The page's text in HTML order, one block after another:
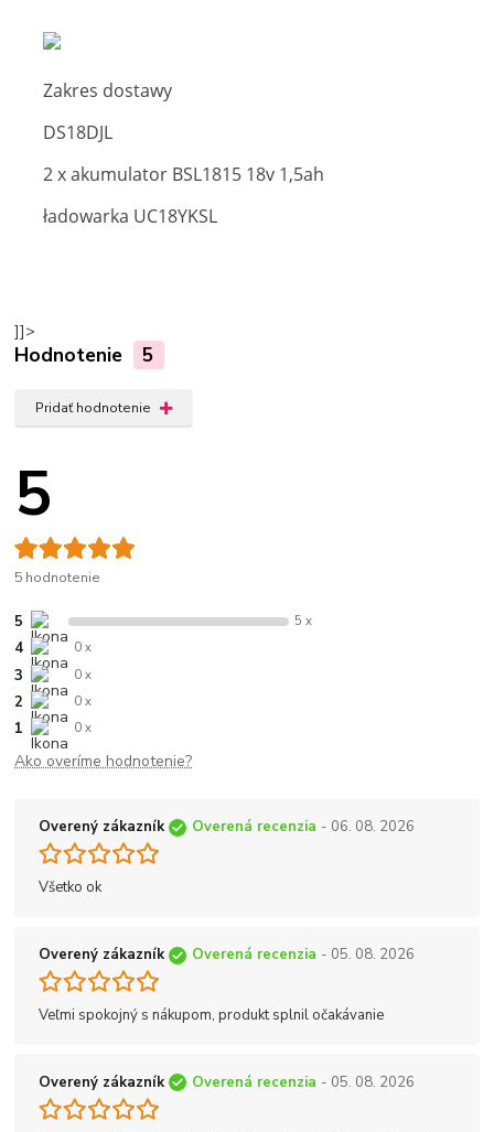
Zakres dostawy
DS18DJL
2 x akumulator BSL1815 18v 1,5ah
ładowarka UC18YKSL
]]>
Hodnotenie 5
Pridať hodnotenie
5
5 hodnotenie
5 5 x
4 0 x
3 0 x
2 0 x
1 0 x
Ako overíme hodnotenie?
Overený zákazník Overená recenzia - 06. 08. 2026
Všetko ok
Overený zákazník Overená recenzia - 05. 08. 2026
Veľmi spokojný s nákupom, produkt splnil očakávanie
Overený zákazník Overená recenzia - 05. 08. 2026